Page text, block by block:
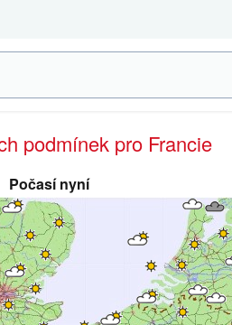
podmínek pro Francie
Počasí nyní